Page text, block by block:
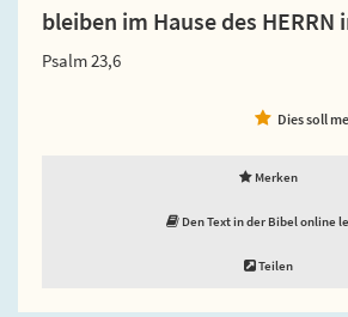
bleiben im Hause des HERRN
Psalm 23,6
Dies soll
Merken
Den Text in der Bibel online
Teilen